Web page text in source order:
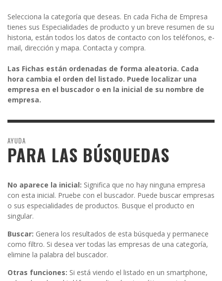
Selecciona la categoría que deseas. En cada Ficha de Empresa
tienes sus Especialidades de producto y un breve resumen de su
historia, están todos los datos de contacto con los teléfonos, e-
mail, dirección y mapa. Contacta y compra.
Las Fichas están ordenadas de forma aleatoria. Cada
hora cambia el orden del listado. Puede localizar una
empresa en el buscador o en la inicial de su nombre de
empresa.
AYUDA
PARA LAS BÚSQUEDAS
No aparece la inicial: Significa que no hay ninguna empresa
con esta inicial. Pruebe con el buscador. Puede buscar empresas
o sus especialidades de productos. Busque el producto en
singular.
Buscar: Genera los resultados de esta búsqueda y permanece
como filtro. Si desea ver todas las empresas de una categoría,
elimine la palabra del buscador.
Otras funciones: Si está viendo el listado en un smartphone,